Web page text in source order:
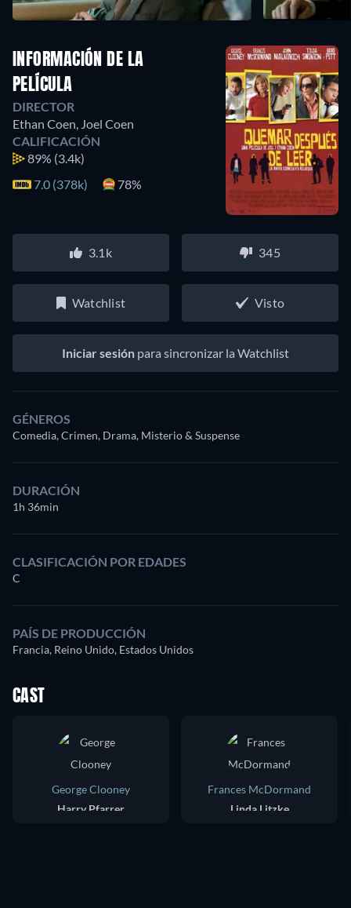
INFORMACIÓN DE LA
PELÍCULA
DIRECTOR
Ethan Coen Joel Coen
CALIFICACIÓN
89% (3.4k)
7.0 (378k)
78%
3.1k 345
Watchlist Visto
Iniciar sesión para sincronizar la Watchlist
GÉNEROS
Comedia, Crimen, Drama, Misterio & Suspense
DURACIÓN
1h 36min
CLASIFICACIÓN POR EDADES
C
PAÍS DE PRODUCCIÓN
Francia, Reino Unido, Estados Unidos
CAST
George Clooney
Harry Pfarrer
Frances McDormand
Linda Litzke